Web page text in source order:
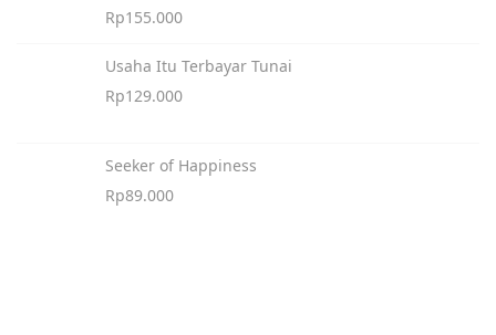
Rp155.000
Usaha Itu Terbayar Tunai
Rp129.000
Seeker of Happiness
Rp89.000